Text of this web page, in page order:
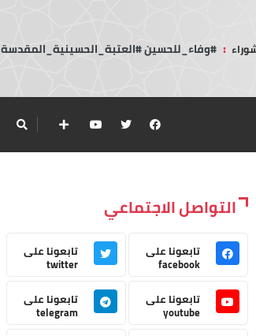
: #وفاء_للحسين #العتبة_الحسينية_المقدسة
التواصل الاجتماعي
تابعونا على
facebook
تابعونا على
twitter
تابعونا على
youtube
تابعونا على
telegram